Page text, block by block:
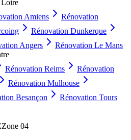
Loire
Amiens
Rénovation
Rénovation Dunkerque
Angers Rénovation Le Mans
Rénovation Reims
Rénovation
Rénovation Mulhouse
Besançon Rénovation Tours
Zone 04